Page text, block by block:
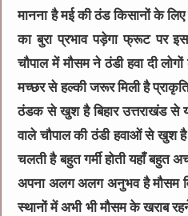
मानना है मई की ठंड किसानों के
का बुरा प्रभाव पड़ेगा फ्रूट पर
चौपाल में मौसम ने ठंडी हवा दी
मच्छर से हल्की जरूर मिली है
ठंडक से खुश है बिहार उत्तराखंड से
वाले चौपाल की ठंडी हवाओं से खुश
चलती है बहुत गर्मी होती यहाँ बहुत
अपना अलग अलग अनुभव है मौसम
स्थानों में अभी भी मौसम के खराब